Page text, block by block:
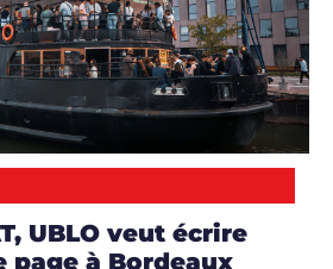
,CLUBS,
UBLO veut écrire
page à Bordeaux